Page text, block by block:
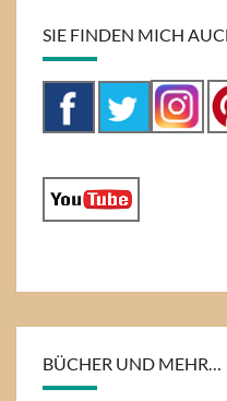
SIE FINDEN MICH
BÜCHER UND MEHR…